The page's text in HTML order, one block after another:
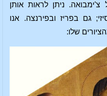
ניתן לראות אותן
גם בפריז ובפירנצה. אנו
שלו: